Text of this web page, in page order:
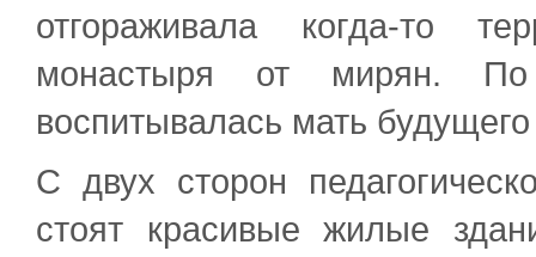
отгораживала когда-то
монастыря от мирян.
воспитывалась мать
С двух сторон
стоят красивые жилые